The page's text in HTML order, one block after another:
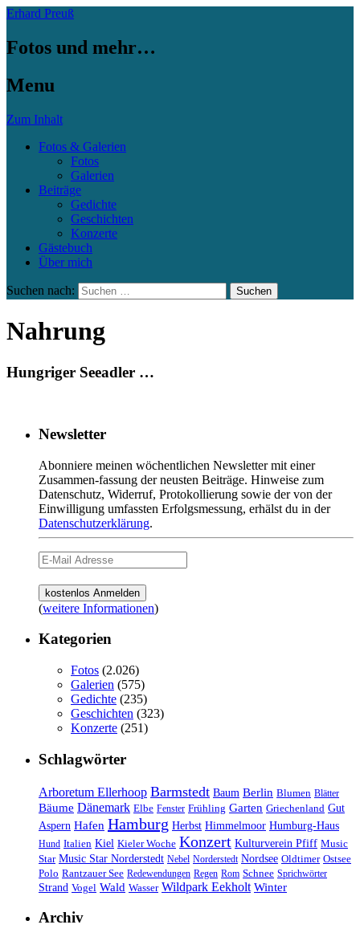
Erhard Preuß
Fotos und mehr…
Menu
Zum Inhalt
Fotos & Galerien
Fotos
Galerien
Beiträge
Gedichte
Geschichten
Konzerte
Gästebuch
Über mich
Suchen nach:
Nahrung
Hungriger Seeadler …
Newsletter
Abonniere meinen wöchentlichen Newsletter mit einer
Zusammen-fassung der neusten Beiträge. Hinweise zum
Datenschutz, Widerruf, Protokollierung sowie der von der
Einwilligung umfassten Erfolgsmessung, erhälst du in der
Datenschutzerklärung.
(weitere Informationen)
Kategorien
Fotos (2.026)
Galerien (575)
Gedichte (235)
Geschichten (323)
Konzerte (251)
Schlagwörter
Arboretum Ellerhoop Barmstedt Baum Berlin Blumen Blätter
Bäume Dänemark Elbe Fenster Frühling Garten Griechenland Gut
Aspern Hafen Hamburg Herbst Himmelmoor Humburg-Haus
Hund Italien Kiel Kieler Woche Konzert Kulturverein Pfiff Music
Star Music Star Norderstedt Nebel Norderstedt Nordsee Oldtimer Ostsee
Polo Rantzauer See Redewendungen Regen Rom Schnee Sprichwörter
Strand Vogel Wald Wasser Wildpark Eekholt Winter
Archiv